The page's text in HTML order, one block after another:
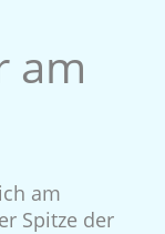
am
am
Spitze der